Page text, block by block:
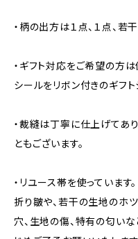
・柄の出方は１点、１点、若
・ギフト対応をご希望の方
シールをリボン付きのギフ
・裁縫は丁寧に仕上げてあ
ともございます。
・リユース帯を使っています。
折り皺や、若干の生地のホ
穴、生地の傷、特有の匂い